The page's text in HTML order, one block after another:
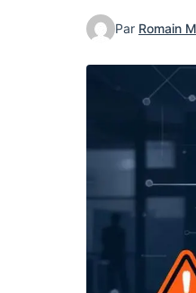
Par Romain M